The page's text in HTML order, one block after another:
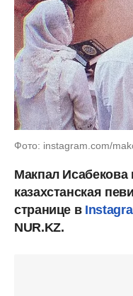
Фото: instagram.com/
Макпал
казахстанская
странице в
NUR.KZ.